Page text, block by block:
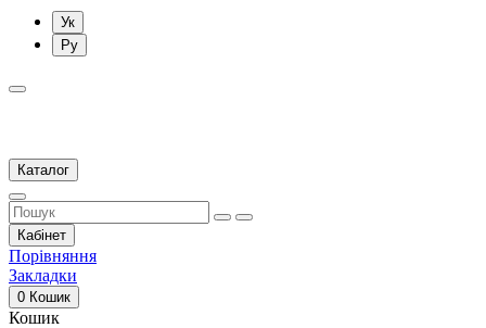
Ук
Ру
Каталог
Кабінет
Порівняння
Закладки
0 Кошик
Кошик